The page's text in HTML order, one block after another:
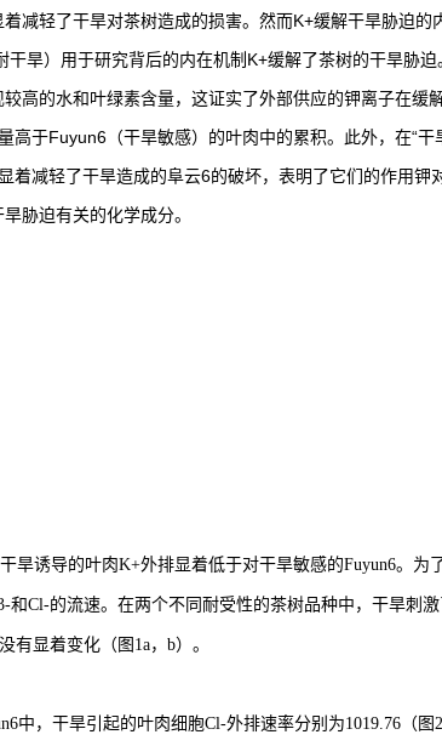
减轻了干旱对茶树造成的损害。然而K+缓解干旱胁迫的
旱）用于研究背后的内在机制K+缓解了茶树的干旱胁迫
高的水和叶绿素含量，这证实了外部供应的钾离子在缓
于Fuyun6（干旱敏感）的叶肉中的累积。此外，在“干
着减轻了干旱造成的阜云6的破坏，表明了它们的作用钾
胁迫有关的化学成分。
旱诱导的叶肉K+外排显着低于对干旱敏感的Fuyun6。为
和Cl-的流速。在两个不同耐受性的茶树品种中，干旱刺
有显着变化（图1a，b）。
中，干旱引起的叶肉细胞Cl-外排速率分别为1019.76（图